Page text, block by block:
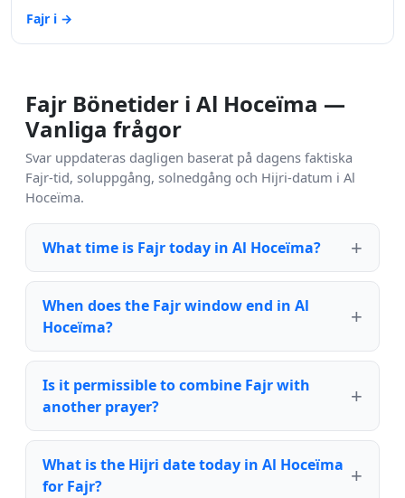
Fajr i →
Fajr Bönetider i Al Hoceïma —
Vanliga frågor
Svar uppdateras dagligen baserat på dagens faktiska
Fajr-tid, soluppgång, solnedgång och Hijri-datum i Al
Hoceïma.
What time is Fajr today in Al Hoceïma?
When does the Fajr window end in Al
Hoceïma?
Is it permissible to combine Fajr with
another prayer?
What is the Hijri date today in Al Hoceïma
for Fajr?